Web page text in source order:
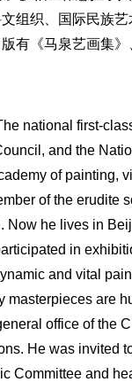
组织、国际民族
有《马泉艺画集》
national first-
and the
of painting,
of the erudite
Now he lives in
in
and vital
masterpieces are
office of the
He was invited
Committee and